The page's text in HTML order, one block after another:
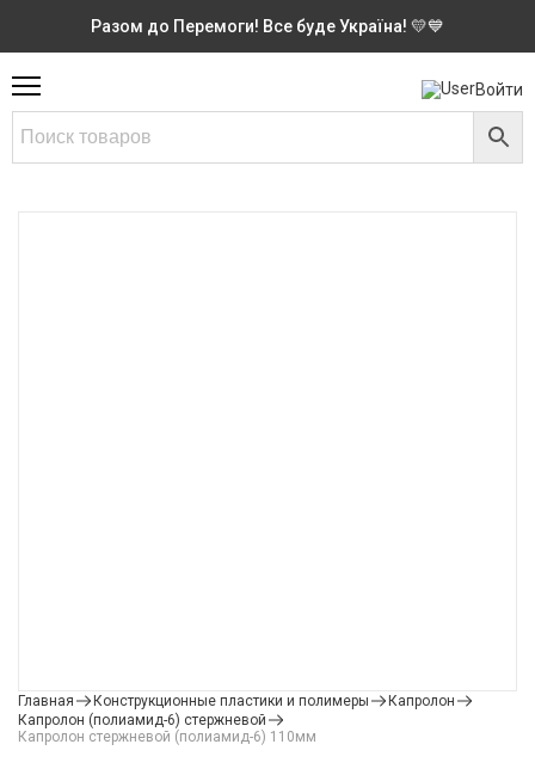
Разом до Перемоги! Все буде Україна! 💛💙
Войти
Главная Конструкционные пластики и полимеры
Капролон
Капролон (полиамид-6) стержневой
Капролон стержневой (полиамид-6) 110мм